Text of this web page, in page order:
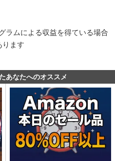
ラムによる収益を得ている場合
ります
あなたへのオススメ